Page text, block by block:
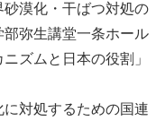
砂漠化 ・干ばつ対処の
弥生講堂一条ホール
ズムと日本の役割」
に対処するための国連